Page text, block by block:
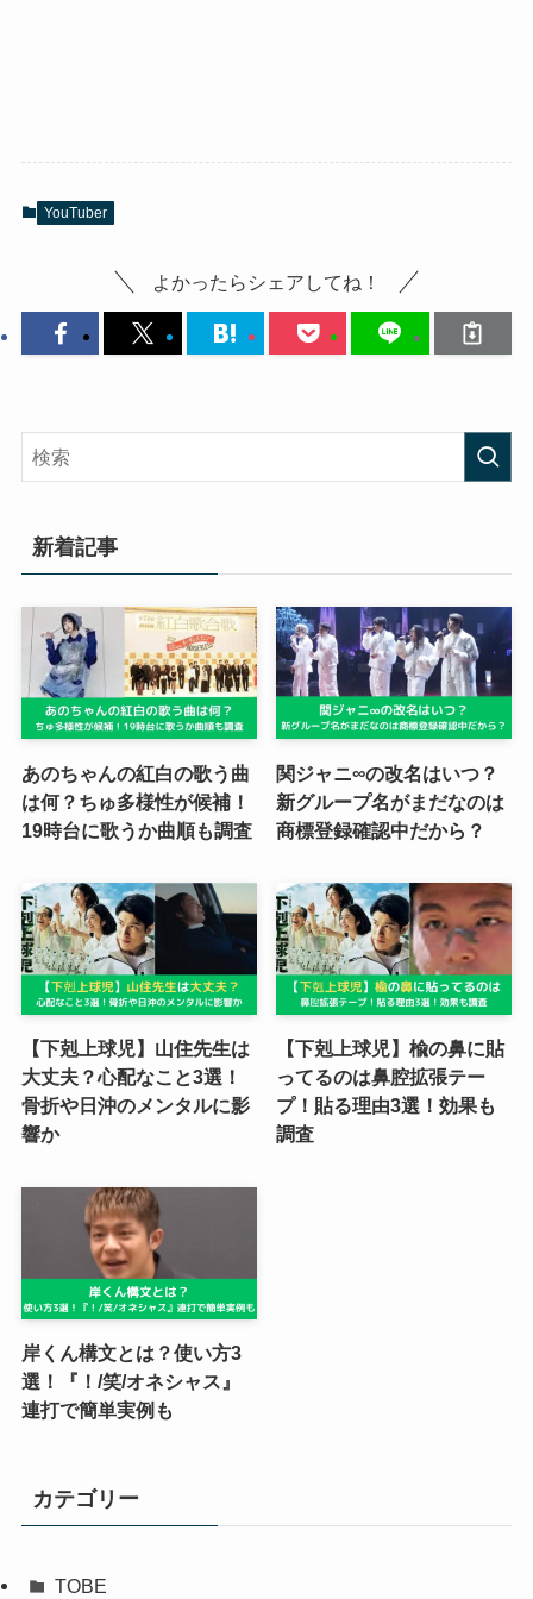
YouTuber
よかったらシェアしてね！
新着記事
あのちゃんの紅白の歌う曲
は何？ちゅ多様性が候補！
19時台に歌うか曲順も調査
関ジャニ∞の改名はいつ？
新グループ名がまだなのは
商標登録確認中だから？
【下剋上球児】山住先生は
大丈夫？心配なこと3選！
骨折や日沖のメンタルに影
響か
【下剋上球児】楡の鼻に貼
ってるのは鼻腔拡張テー
プ！貼る理由3選！効果も
調査
岸くん構文とは？使い方3
選！『！/笑/オネシャス』
連打で簡単実例も
カテゴリー
TOBE